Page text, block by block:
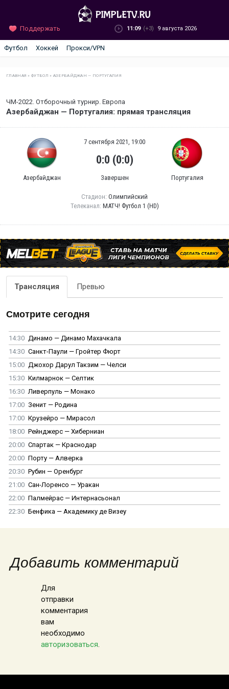
Поддержать 11:09 (+3) 9 августа 2026
Футбол Хоккей Прокси/VPN
ГЛАВНАЯ »ФУТБОЛ » АЗЕРБАЙДЖАН — ПОРТУГАЛИЯ
ЧМ-2022. Отборочный турнир. Европа
Азербайджан — Португалия: прямая трансляция
Азербайджан
7 сентября 2021, 19:00
0:0 (0:0)
Завершен Португалия
Стадион: Олимпийский
Телеканал: МАТЧ! Футбол 1 (HD)
Трансляция Превью
Смотрите сегодня
14:30 Динамо — Динамо Махачкала
14:30 Санкт-Паули — Гройтер Фюрт
15:00 Джохор Дарул Такзим — Челси
15:30 Килмарнок — Селтик
16:30 Ливерпуль — Монако
17:00 Зенит — Родина
17:00 Крузейро — Мирасол
18:00 Рейнджерс — Хиберниан
20:00 Спартак — Краснодар
20:00 Порту — Алверка
20:30 Рубин — Оренбург
21:00 Сан-Лоренсо — Уракан
22:00 Палмейрас — Интернасьонал
22:30 Бенфика — Академику де Визеу
Добавить комментарий
Для
отправки
комментария
вам
необходимо
авторизоваться.